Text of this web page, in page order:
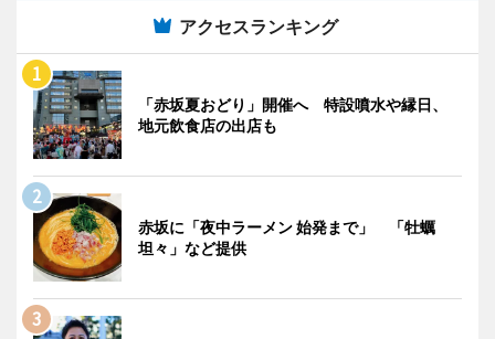
アクセスランキング
「赤坂夏おどり」開催へ 特設噴水や縁日、
地元飲食店の出店も
赤坂に「夜中ラーメン 始発まで」 「牡蠣
坦々」など提供